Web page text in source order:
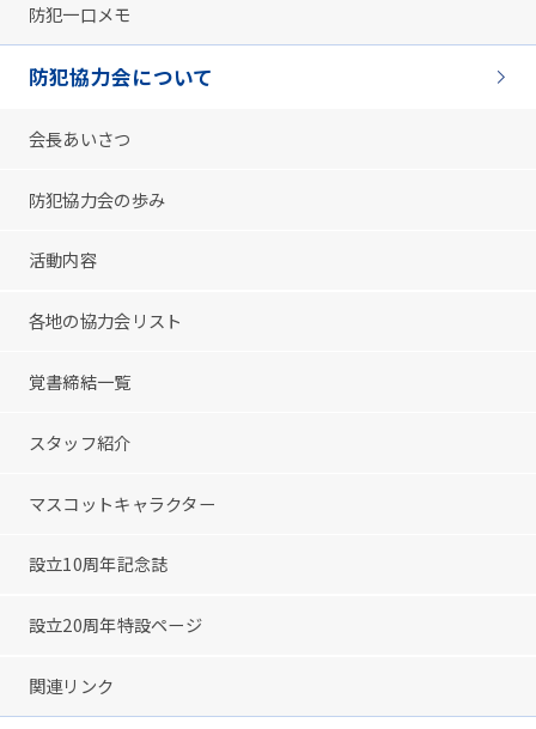
防犯一口メモ
防犯協力会について
会長あいさつ
防犯協力会の歩み
活動内容
各地の協力会リスト
覚書締結一覧
スタッフ紹介
マスコットキャラクター
設立10周年記念誌
設立20周年特設ページ
関連リンク